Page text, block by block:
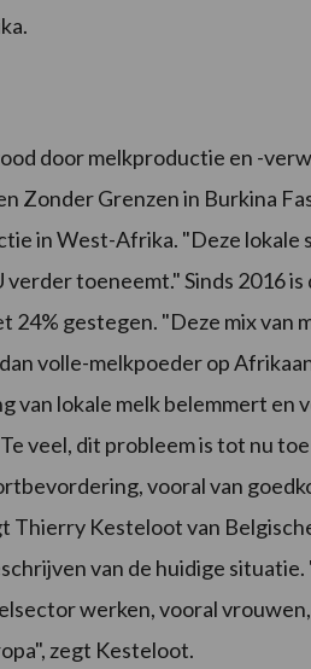
door melkproductie en -
Zonder Grenzen in Burkina
in West-Afrika. "Deze lokale
toeneemt." Sinds 2016
gestegen. "Deze mix van
volle-melkpoeder op
van lokale melk belemmert en
veel, dit probleem is tot nu
vooral van
Thierry Kesteloot van
van de huidige situatie.
werken, vooral
zegt Kesteloot.